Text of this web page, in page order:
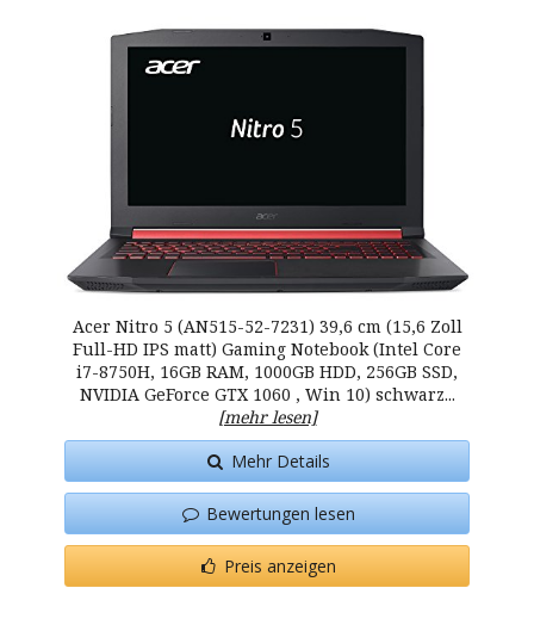
Acer Nitro 5 (AN515-52-7231) 39,6 cm (15,6 Zoll
Full-HD IPS matt) Gaming Notebook (Intel Core
i7-8750H, 16GB RAM, 1000GB HDD, 256GB SSD,
NVIDIA GeForce GTX 1060 , Win 10) schwarz...
[mehr lesen]
Mehr Details
Bewertungen lesen
Preis anzeigen